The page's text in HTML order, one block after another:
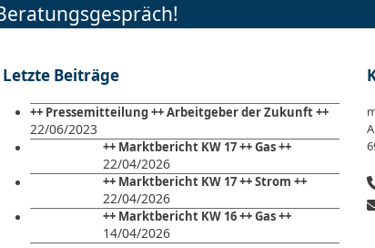
Letzte Beiträge
++ Pressemitteilung ++ Arbeitgeber der Zukunft ++
22/06/2023
++ Marktbericht KW 17 ++ Gas ++
22/04/2026
++ Marktbericht KW 17 ++ Strom ++
22/04/2026
++ Marktbericht KW 16 ++ Gas ++
14/04/2026